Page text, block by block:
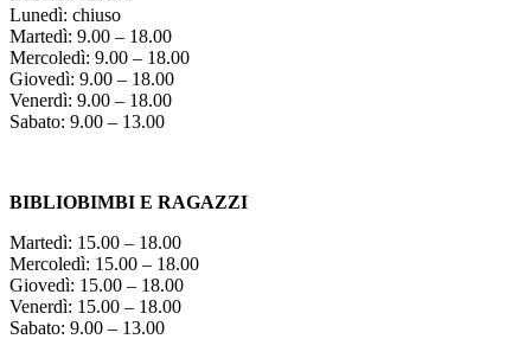
Lunedì: chiuso
Martedì: 9.00 – 18.00
Mercoledì: 9.00 – 18.00
Giovedì: 9.00 – 18.00
Venerdì: 9.00 – 18.00
Sabato: 9.00 – 13.00
BIBLIOBIMBI E RAGAZZI
Martedì: 15.00 – 18.00
Mercoledì: 15.00 – 18.00
Giovedì: 15.00 – 18.00
Venerdì: 15.00 – 18.00
Sabato: 9.00 – 13.00